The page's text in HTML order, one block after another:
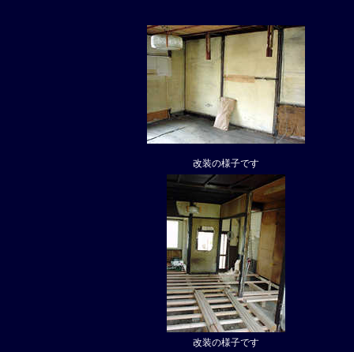
改装の様子です
改装の様子です